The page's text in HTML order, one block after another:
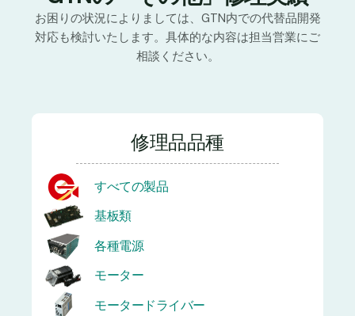
お困りの状況によりましては、GTN内での代替品開発
対応も検討いたします。具体的な内容は担当営業にご
相談ください。
修理品品種
すべての製品
基板類
各種電源
モーター
モータードライバー